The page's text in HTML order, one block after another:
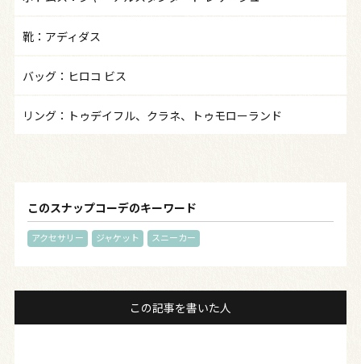
靴：アディダス
バッグ：ヒロコ ビス
リング：トゥデイフル、クラネ、トゥモローランド
このスナップコーデのキーワード
アクセサリー ジャケット スニーカー
この記事を書いた人